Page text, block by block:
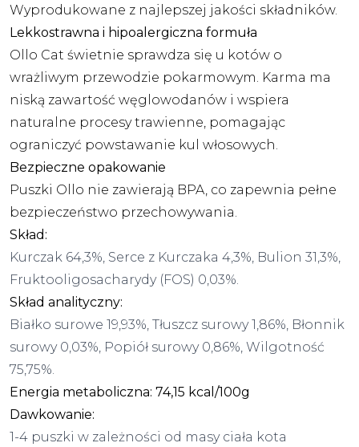
Wyprodukowane z najlepszej jakości składników.
Lekkostrawna i hipoalergiczna formuła
Ollo Cat świetnie sprawdza się u kotów o
wrażliwym przewodzie pokarmowym. Karma ma
niską zawartość węglowodanów i wspiera
naturalne procesy trawienne, pomagając
ograniczyć powstawanie kul włosowych.
Bezpieczne opakowanie
Puszki Ollo nie zawierają BPA, co zapewnia pełne
bezpieczeństwo przechowywania.
Skład:
Kurczak 64,3%, Serce z Kurczaka 4,3%, Bulion 31,3%,
Fruktooligosacharydy (FOS) 0,03%.
Skład analityczny:
Białko surowe 19,93%, Tłuszcz surowy 1,86%, Błonnik
surowy 0,03%, Popiół surowy 0,86%, Wilgotność
75,75%.
Energia metaboliczna: 74,15 kcal/100g
Dawkowanie:
1-4 puszki w zależności od masy ciała kota